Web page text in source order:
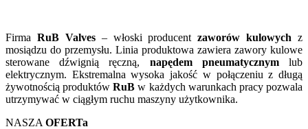
Firma RuB Valves– włoski producentzaworów kulowych z
mosiądzu do przemysłu. Linia produktowa zawiera zawory kulowe
sterowane dźwignią ręczną, napędem pneumatycznymlub
elektrycznym. Ekstremalna wysoka jakość w połączeniu z długą
żywotnością produktówRuB w każdych warunkach pracy pozwala
utrzymywać w ciągłym ruchu maszyny użytkownika.
NASZA OFERTa